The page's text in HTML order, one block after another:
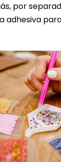
por
adhesiva